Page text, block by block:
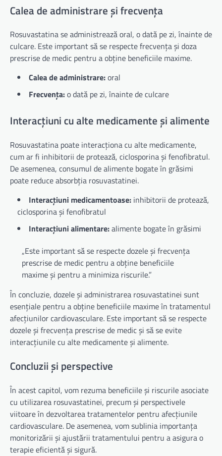
Calea de administrare și frecvența
Rosuvastatina se administrează oral, o dată pe zi, înainte de
culcare. Este important să se respecte frecvența și doza
prescrise de medic pentru a obține beneficiile maxime.
Calea de administrare:oral
Frecvența:o dată pe zi, înainte de culcare
Interacțiuni cu alte medicamente și alimente
Rosuvastatina poate interacționa cu alte medicamente,
cum ar fi inhibitorii de protează, ciclosporina și fenofibratul.
De asemenea, consumul de alimente bogate în grăsimi
poate reduce absorbția rosuvastatinei.
Interacțiuni medicamentoase: inhibitorii de protează,
ciclosporina și fenofibratul
Interacțiuni alimentare:alimente bogate în grăsimi
„Este important să se respecte dozele și frecvența
prescrise de medic pentru a obține beneficiile
maxime și pentru a minimiza riscurile.”
În concluzie, dozele și administrarea rosuvastatinei sunt
esențiale pentru a obține beneficiile maxime în tratamentul
afecțiunilor cardiovasculare. Este important să se respecte
dozele și frecvența prescrise de medic și să se evite
interacțiunile cu alte medicamente și alimente.
Concluzii și perspective
În acest capitol, vom rezuma beneficiile și riscurile asociate
cu utilizarea rosuvastatinei, precum și perspectivele
viitoare în dezvoltarea tratamentelor pentru afecțiunile
cardiovasculare. De asemenea, vom sublinia importanța
monitorizării și ajustării tratamentului pentru a asigura o
terapie eficientă și sigură.